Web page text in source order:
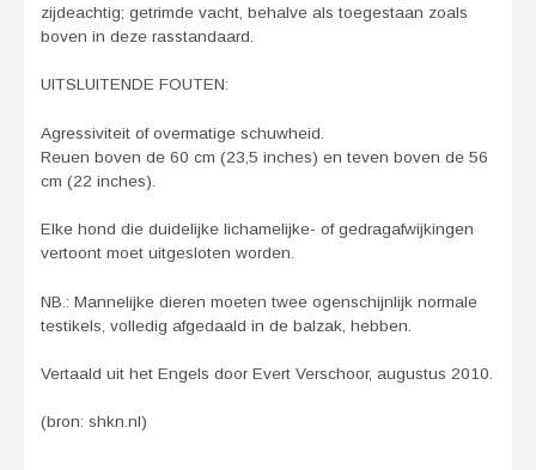
zijdeachtig; getrimde vacht, behalve als toegestaan zoals
boven in deze rasstandaard.
UITSLUITENDE FOUTEN:
Agressiviteit of overmatige schuwheid.
Reuen boven de 60 cm (23,5 inches) en teven boven de 56
cm (22 inches).
Elke hond die duidelijke lichamelijke- of gedragafwijkingen
vertoont moet uitgesloten worden.
NB.: Mannelijke dieren moeten twee ogenschijnlijk normale
testikels, volledig afgedaald in de balzak, hebben.
Vertaald uit het Engels door Evert Verschoor, augustus 2010.
(bron: shkn.nl)